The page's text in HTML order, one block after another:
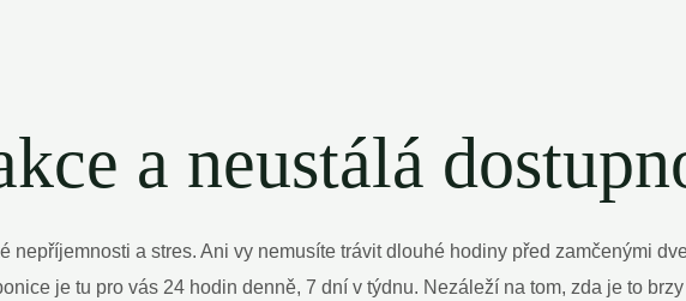
a neustálá
nepříjemnosti a stres. Ani vy nemusíte trávit dlouhé hodiny před zamčenými
je tu pro vás 24 hodin denně, 7 dní v týdnu. Nezáleží na tom, zda je to